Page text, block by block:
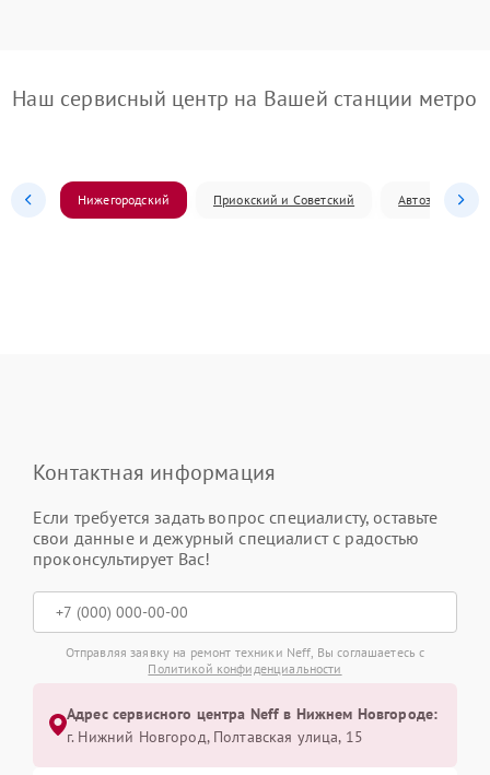
Наш сервисный центр на Вашей станции метро
Нижегородский Приокский и Советский Автозаводский
Контактная информация
Если требуется задать вопрос специалисту, оставьте
свои данные и дежурный специалист с радостью
проконсультирует Вас!
Отправляя заявку на ремонт техники Neff, Вы соглашаетесь с
Политикой конфиденциальности
Адрес сервисного центра Neff в Нижнем Новгороде:
г. Нижний Новгород, Полтавская улица, 15